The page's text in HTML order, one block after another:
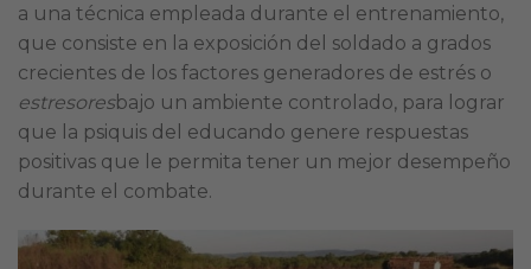
a una técnica empleada durante el entrenamiento,
que consiste en la exposición del soldado a grados
crecientes de los factores generadores de estrés o
estresoresbajo un ambiente controlado, para lograr
que la psiquis del educando genere respuestas
positivas que le permita tener un mejor desempeño
durante el combate.